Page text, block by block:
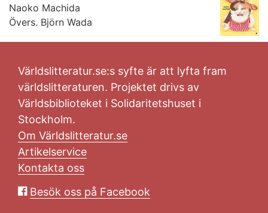
Naoko Machida
Övers. Björn Wada
Världslitteratur.se:s syfte är att lyfta fram
världslitteraturen. Projektet drivs av
Världsbiblioteket i Solidaritetshuset i
Stockholm.
Om Världslitteratur.se
Artikelservice
Kontakta oss
Besök oss på Facebook